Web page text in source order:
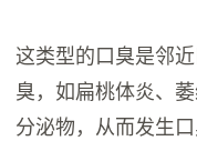
这类型的口臭是邻
臭，如扁桃体炎、
分泌物，从而发生